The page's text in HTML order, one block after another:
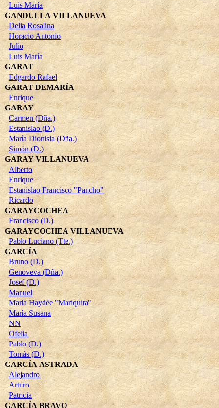
Luis María
GANDULLA VILLANUEVA
Delia Rosalina
Horacio Antonio
Julio
Luis María
GARAT
Edgardo Rafael
GARAT DEMARÍA
Enrique
GARAY
Carmen (Dña.)
Estanislao (D.)
María Dionisia (Dña.)
Simón (D.)
GARAY VILLANUEVA
Alberto
Enrique
Estanislao Francisco "Pancho"
Ricardo
GARAYCOCHEA
Francisco (D.)
GARAYCOCHEA VILLANUEVA
Pablo Luciano (Tte.)
GARCÍA
Bruno (D.)
Genoveva (Dña.)
Josef (D.)
Manuel
María Haydée "Mariquita"
María Susana
NN
Ofelia
Pablo (D.)
Tomás (D.)
GARCÍA ASTRADA
Alejandro
Arturo
Patricia
GARCÍA BRAVO